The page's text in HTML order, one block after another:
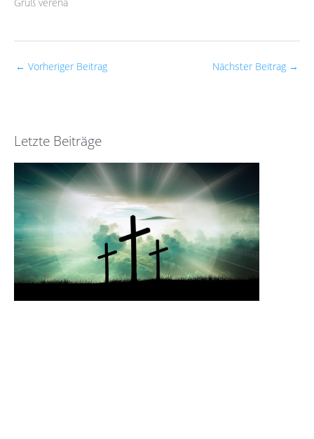
← Vorheriger Beitrag Nächster Beitrag →
Letzte Beiträge